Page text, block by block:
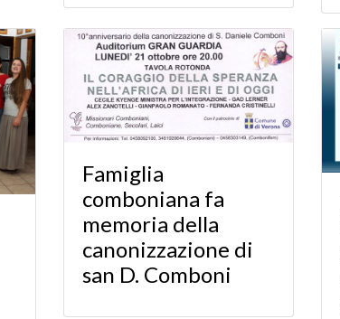
Famiglia
comboniana fa
memoria della
canonizzazione di
san D. Comboni